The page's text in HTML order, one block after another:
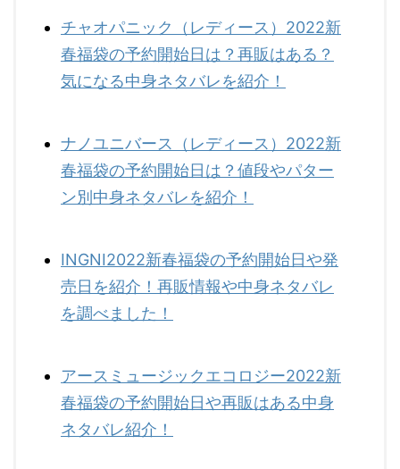
チャオパニック（レディース）2022新
春福袋の予約開始日は？再販はある？
気になる中身ネタバレを紹介！
ナノユニバース（レディース）2022新
春福袋の予約開始日は？値段やパター
ン別中身ネタバレを紹介！
INGNI2022新春福袋の予約開始日や発
売日を紹介！再販情報や中身ネタバレ
を調べました！
アースミュージックエコロジー2022新
春福袋の予約開始日や再販はある中身
ネタバレ紹介！